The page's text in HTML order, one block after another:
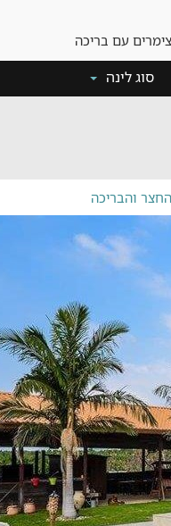
צימרים עם בריכה
סוג לינה
החצר והבריכה